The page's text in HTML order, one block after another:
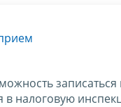
в налоговую